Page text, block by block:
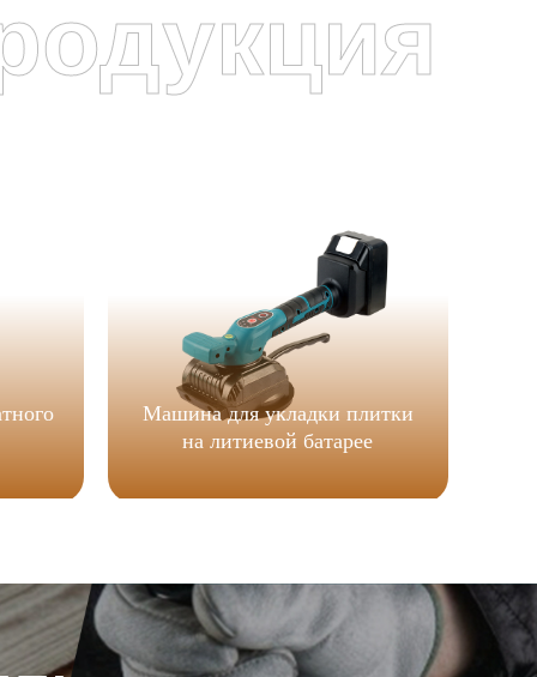
Машина для укладки плитки
на литиевой батарее